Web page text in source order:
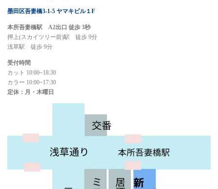
墨田区吾妻橋3-1-5 ヤマキビル１F
本所吾妻橋駅 A2出口 徒歩 3秒
押上(スカイツリー前)駅 徒歩 9分
浅草駅 徒歩 9分
受付時間
カット 10:00~18:30
カラー 10:00~17:30
定休：月・木曜日